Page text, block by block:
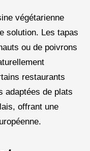
végétarienne
solution. Les tapas
ou de poivrons
restaurants
adaptées de plats
offrant une